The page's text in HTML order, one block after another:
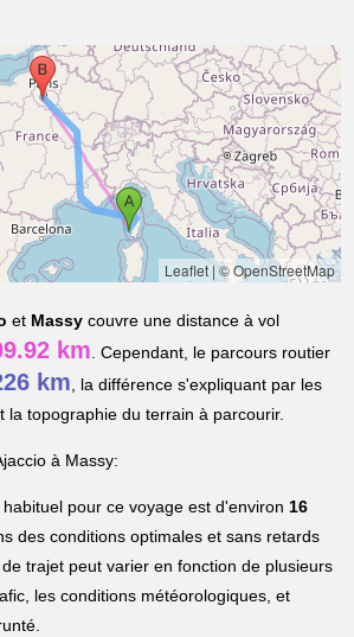
Leaflet|© OpenStreetMap
et Massy couvre une distance à vol
km. Cependant, le parcours routier
km, la différence s'expliquant par les
la topographie du terrain à parcourir.
à Massy:
pour ce voyage est d'environ16
des conditions optimales et sans retards
trajet peut varier en fonction de plusieurs
les conditions météorologiques, et